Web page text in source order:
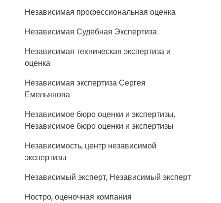
Независимая профессиональная оценка
Независимая Судебная Экспертиза
Независимая техническая экспертиза и
оценка
Независимая экспертиза Сергея
Емельянова
Независимое бюро оценки и экспертизы,
Независимое бюро оценки и экспертизы
Независимость, центр независимой
экспертизы
Независимый эксперт, Независимый эксперт
Ностро, оценочная компания